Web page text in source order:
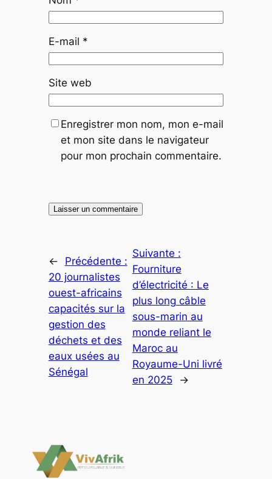
E-mail *
Site web
Enregistrer mon nom, mon e-mail
et mon site dans le navigateur
pour mon prochain commentaire.
←
Précédente :
20 journalistes
ouest-africains
capacités sur la
gestion des
déchets et des
eaux usées au
Sénégal
Suivante :
Fourniture
d’électricité : Le
plus long câble
sous-marin au
monde reliant le
Maroc au
Royaume-Uni livré
en 2025
→